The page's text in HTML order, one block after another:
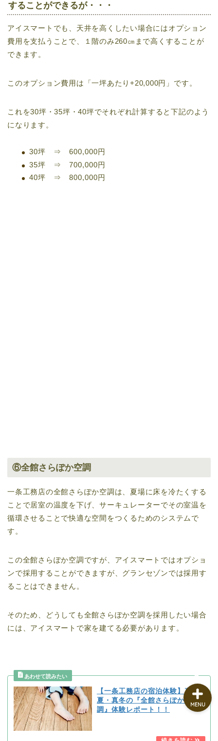
することができるが・・・
アイスマートでも、天井を高くしたい場合にはオプション
費用を支払うことで、１階のみ260㎝まで高くすることが
できます。
このオプション費用は「一坪あたり+20,000円」です。
これを30坪・35坪・40坪でそれぞれ計算すると下記のよう
になります。
30坪 ⇒ 600,000円
35坪 ⇒ 700,000円
40坪 ⇒ 800,000円
⑥全館さらぽか空調
一条工務店の全館さらぽか空調は、夏場に床を冷たくする
ことで居室の温度を下げ、サーキュレーターでその室温を
循環させることで快適な空間をつくるためのシステムで
す。
この全館さらぽか空調ですが、アイスマートではオプショ
ンで採用することができますが、グランセゾンでは採用す
ることはできません。
そのため、どうしても全館さらぽか空調を採用したい場合
には、アイスマートで家を建てる必要があります。
【一条工務店の宿泊体験】真
夏・真冬の『全館さらぽか空
調』体験レポート！！
MENU
メンテナンス Q&A